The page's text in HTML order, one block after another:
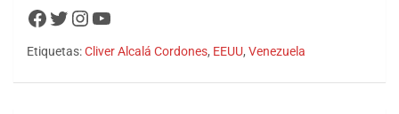
Facebook
Twitter
Instagram
YouTube
Etiquetas:Cliver Alcalá Cordones, EEUU, Venezuela